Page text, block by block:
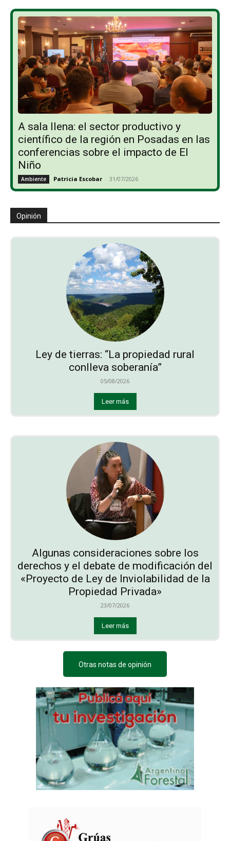
A sala llena: el sector productivo y
científico de la región en Posadas en las
conferencias sobre el impacto de El
Niño
Ambiente Patricia Escobar - 31/07/2026
Opinión
Ley de tierras: “La propiedad rural
conlleva soberanía”
05/08/2026
Leer más
Algunas consideraciones sobre los
derechos y el debate de modificación del
«Proyecto de Ley de Inviolabilidad de la
Propiedad Privada»
23/07/2026
Leer más
Otras notas de opinión